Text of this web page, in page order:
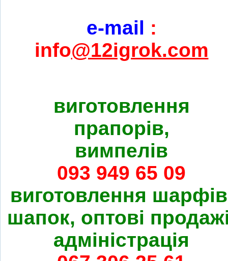
e-mail :
info@12igrok.com
виготовлення
прапорів,
вимпелів
093 949 65 09
виготовлення
шапок, оптові
адміністрація